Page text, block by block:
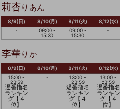
莉杏りあん
8/9(日)
-
8/10(月)
09:00 -
15:30
8/11(火)
09:00 -
15:30
8/12(水)
-
李華 りか
8/9(日)
15:00 -
23:59
遅番指名
ランキン
グ【４
位】
8/10(月)
-
8/11(火)
13:00 -
23:59
遅番指名
ランキン
グ【４
位】
8/12(水)
13:00 -
23:59
遅番指名
ランキン
グ【４
位】